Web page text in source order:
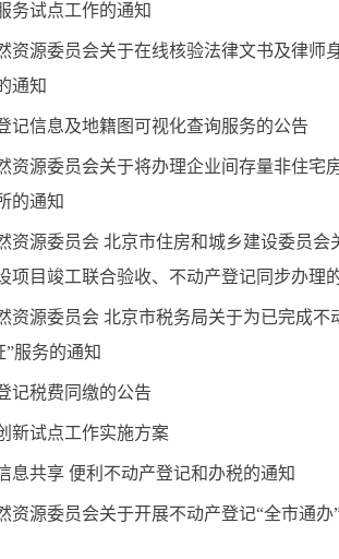
务试点工作的通知
资源委员会关于在线核验法律文书及律师
通知
记信息及地籍图可视化查询服务的公告
资源委员会关于将办理企业间存量非住宅
的通知
资源委员会 北京市住房和城乡建设委员会
项目竣工联合验收、不动产登记同步办理
资源委员会 北京市税务局关于为已完成不
”服务的通知
记税费同缴的公告
新试点工作实施方案
息共享 便利不动产登记和办税的通知
资源委员会关于开展不动产登记“全市通办